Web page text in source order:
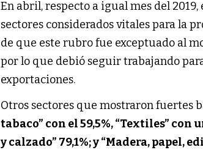
En abril, respecto a igual mes del
sectores considerados vitales para la
de que este rubro fue exceptuado al
por lo que debió seguir trabajando
exportaciones.
Otros sectores que mostraron fuertes
tabaco” con el 59,5%, “Textiles” con
y calzado” 79,1%; y “Madera, papel,